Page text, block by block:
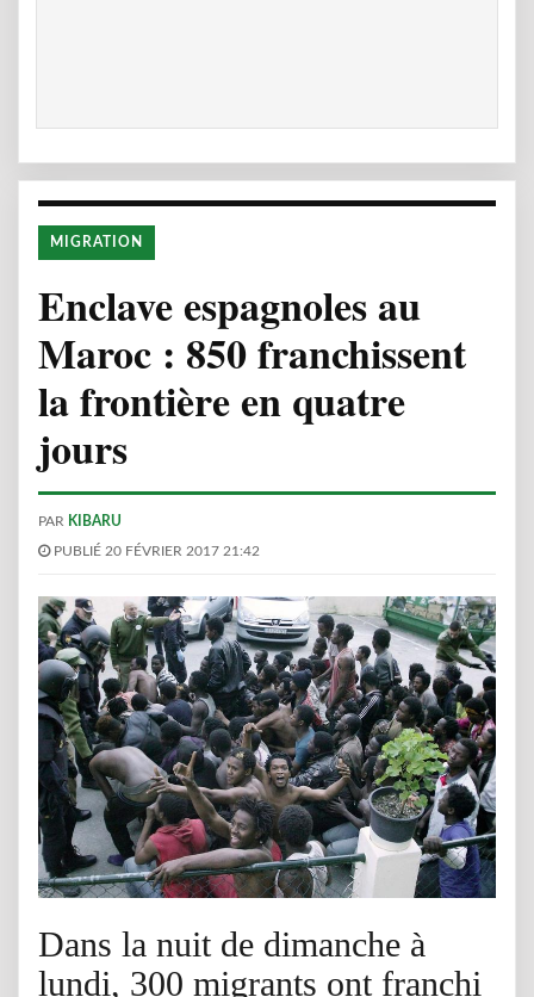
MIGRATION
Enclave espagnoles au
Maroc : 850 franchissent
la frontière en quatre
jours
PAR KIBARU
PUBLIÉ 20 FÉVRIER 2017 21:42
Dans la nuit de dimanche à
lundi, 300 migrants ont franchi